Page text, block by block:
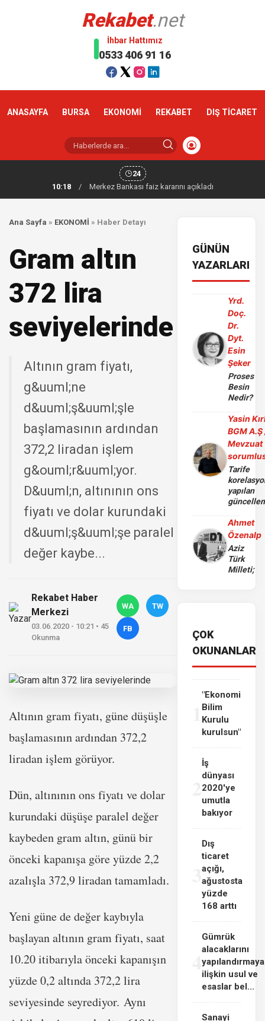
Rekabet.net
İhbar Hattımız
0533 406 91 16
ANASAYFA BURSA EKONOMİ REKABET DIŞ TİCARET
24
10:18
/ Merkez Bankası faiz kararını açıkladı
Ana Sayfa » EKONOMİ » Haber Detayı
Gram altın
372 lira
seviyelerinde
Altının gram fiyatı,
g&uuml;ne
d&uuml;ş&uuml;şle
başlamasının ardından
372,2 liradan işlem
g&ouml;r&uuml;yor.
D&uuml;n, altınının ons
fiyatı ve dolar kurundaki
d&uuml;ş&uuml;şe paralel
değer kaybe...
Rekabet Haber
Merkezi
03.06.2020 - 10:21 • 45
Okunma
WA TW
FB
Altının gram fiyatı, güne düşüşle
başlamasının ardından 372,2
liradan işlem görüyor.
Dün, altınının ons fiyatı ve dolar
kurundaki düşüşe paralel değer
kaybeden gram altın, günü bir
önceki kapanışa göre yüzde 2,2
azalışla 372,9 liradan tamamladı.
Yeni güne de değer kaybıyla
başlayan altının gram fiyatı, saat
10.20 itibarıyla önceki kapanışın
yüzde 0,2 altında 372,2 lira
seviyesinde seyrediyor. Aynı
GÜNÜN
YAZARLARI
Yrd.
Doç.
Dr.
Dyt.
Esin
Şeker
Proses
Besin
Nedir?
Yasin
BGM A.Ş
Mevzuat
Tarife
yapılan
Ahmet
Özenalp
Aziz
Türk
Milleti;
ÇOK
OKUNANLAR
"Ekonomi
Bilim
Kurulu
kurulsun"
İş
dünyası
2020'ye
umutla
bakıyor
3
Dış
ticaret
açığı,
ağustosta
yüzde
168 arttı
4
Gümrük
alacaklarını
yapılandırmaya
ilişkin usul ve
esaslar bel...
Sanayi